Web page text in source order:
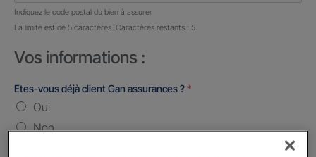
Nombre de caractères restants :
Indiquez le code postal du bien à assurer
La limite est de 5 caractères. Caractères restants : 5.
Vos informations :
Etes-vous déjà client Gan assurances ? *
Oui
Non